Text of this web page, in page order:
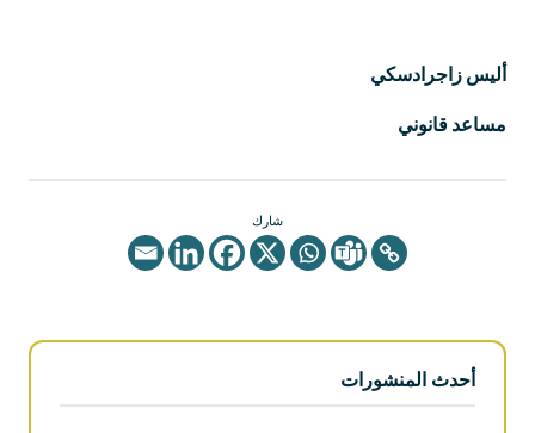
أليس زاجرادسكي
مساعد قانوني
شارك
أحدث المنشورات